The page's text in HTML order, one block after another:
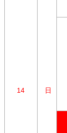
14 日